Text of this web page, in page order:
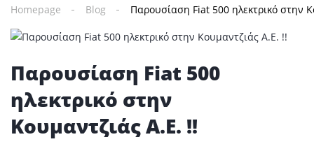
Homepage Blog Παρουσίαση Fiat 500 ηλεκτρικό στην
Παρουσίαση Fiat 500
ηλεκτρικό στην
Κουμαντζιάς Α.Ε. !!